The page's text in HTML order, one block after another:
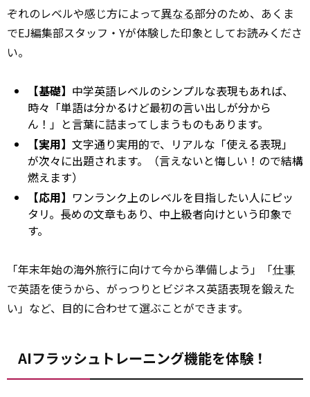
ぞれのレベルや感じ方によって異なる部分のため、あくま
でEJ編集部スタッフ・Yが体験した印象としてお読みくださ
い。
【基礎】 中学英語レベルのシンプルな表現もあれば、
時々「単語は分かるけど最初の言い出しが分から
ん！」と言葉に詰まってしまうものもあります。
【実用】 文字通り実用的で、リアルな「使える表現」
が次々に出題されます。（言えないと悔しい！ので結構
燃えます）
【応用】 ワンランク上のレベルを目指したい人にピッ
タリ。長めの文章もあり、中上級者向けという印象で
す。
「年末年始の海外旅行に向けて今から準備しよう」「仕事
で英語を使うから、がっつりとビジネス英語表現を鍛えた
い」など、目的に合わせて選ぶことができます。
AIフラッシュトレーニング機能を体験！